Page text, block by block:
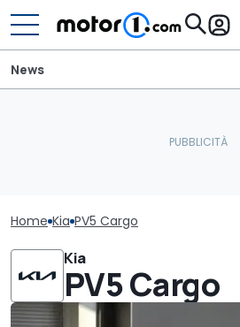
News
Home Kia PV5 Cargo
Kia
PV5 Cargo